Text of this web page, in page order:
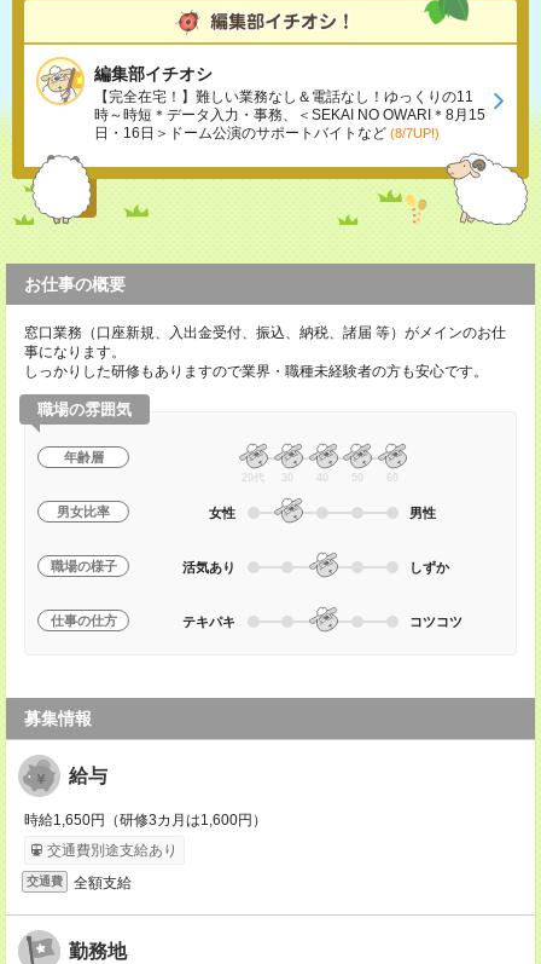
編集部イチオシ
【完全在宅！】難しい業務なし＆電話なし！ゆっくりの11
時～時短＊データ入力・事務、＜SEKAI NO OWARI＊8月15
日・16日＞ドーム公演のサポートバイトなど (8/7UP!)
お仕事の概要
窓口業務（口座新規、入出金受付、振込、納税、諸届 等）がメインのお仕
事になります。
しっかりした研修もありますので業界・職種未経験者の方も安心です。
職場の雰囲気
年齢層
20代 30 40 50 60
男女比率 女性 男性
職場の様子 活気あり しずか
仕事の仕方 テキパキ コツコツ
募集情報
給与
時給1,650円（研修3カ月は1,600円）
交通費別途支給あり
交通費 全額支給
勤務地